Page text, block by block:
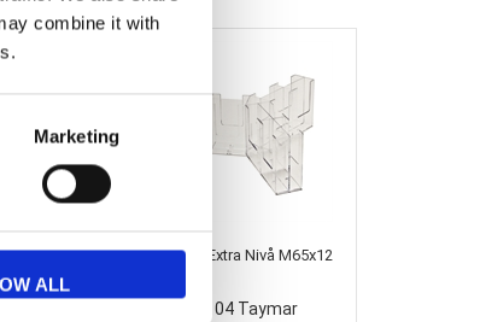
combine it with
Marketing
ALL
A4x6 Taymar Extra Nivå M65x12
195-12CA104 Taymar